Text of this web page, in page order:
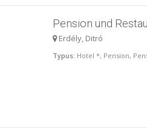
Pension und
Erdély, Ditró
Typus: Hotel *, Pension,